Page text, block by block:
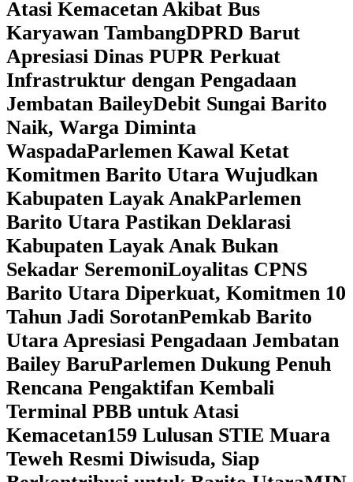
Atasi Kemacetan Akibat Bus
Karyawan TambangDPRD Barut
Apresiasi Dinas PUPR Perkuat
Infrastruktur dengan Pengadaan
Jembatan BaileyDebit Sungai Barito
Naik, Warga Diminta
WaspadaParlemen Kawal Ketat
Komitmen Barito Utara Wujudkan
Kabupaten Layak AnakParlemen
Barito Utara Pastikan Deklarasi
Kabupaten Layak Anak Bukan
Sekadar SeremoniLoyalitas CPNS
Barito Utara Diperkuat, Komitmen 10
Tahun Jadi SorotanPemkab Barito
Utara Apresiasi Pengadaan Jembatan
Bailey BaruParlemen Dukung Penuh
Rencana Pengaktifan Kembali
Terminal PBB untuk Atasi
Kemacetan159 Lulusan STIE Muara
Teweh Resmi Diwisuda, Siap